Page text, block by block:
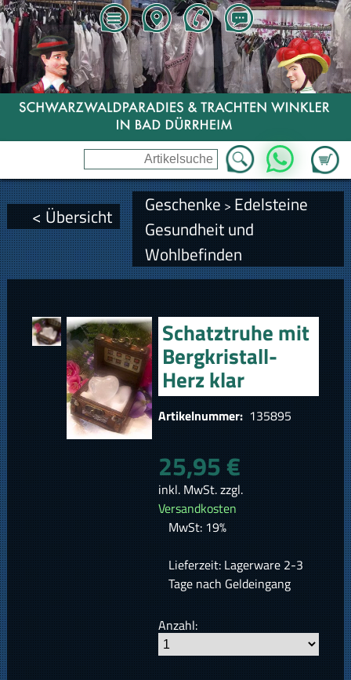
Zum
WhatsApp
< Übersicht Geschenke > Edelsteine
Gesundheit und
Wohlbefinden
Schatztruhe mit
Bergkristall-
Herz klar
Artikelnummer: 135895
25,95 €
inkl. MwSt. zzgl.
Versandkosten
MwSt: 19%
Lieferzeit: Lagerware 2-3
Tage nach Geldeingang
Anzahl: